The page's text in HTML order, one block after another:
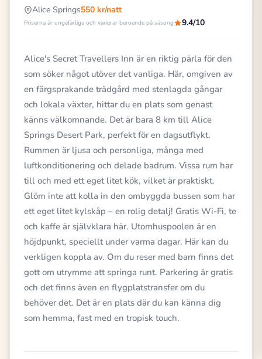
Alice Springs550 kr/natt
Priserna är ungefärliga och varierar beroende på säsong 9.4/10
Alice's Secret Travellers Inn är en riktig pärla för den
som söker något utöver det vanliga. Här, omgiven av
en färgsprakande trädgård med stenlagda gångar
och lokala växter, hittar du en plats som genast
känns välkomnande. Det är bara 8 km till Alice
Springs Desert Park, perfekt för en dagsutflykt.
Rummen är ljusa och personliga, många med
luftkonditionering och delade badrum. Vissa rum har
till och med ett eget litet kök, vilket är praktiskt.
Glöm inte att kolla in den ombyggda bussen som har
ett eget litet kylskåp – en rolig detalj! Gratis Wi-Fi, te
och kaffe är självklara här. Utomhuspoolen är en
höjdpunkt, speciellt under varma dagar. Här kan du
verkligen koppla av. Om du reser med barn finns det
gott om utrymme att springa runt. Parkering är gratis
och det finns även en flygplatstransfer om du
behöver det. Det är en plats där du kan känna dig
som hemma, fast med en tropisk touch.